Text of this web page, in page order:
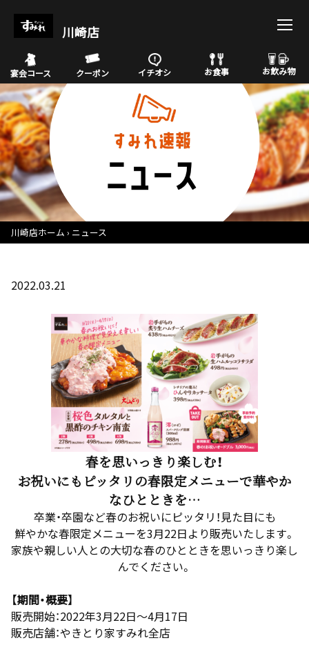
川崎店
宴会コース クーポン イチオシ お食事 お飲み物
川崎店ホーム ニュース
2022.03.21
春を思いっきり楽しむ！
お祝いにもピッタリの春限定メニューで華やか
なひとときを…
卒業・卒園など春のお祝いにピッタリ！見た目にも
鮮やかな春限定メニューを3月22日より販売いたします。
家族や親しい人との大切な春のひとときを思いっきり楽し
んでください。
【期間・概要】
販売開始：2022年3月22日～4月17日
販売店舗：やきとり家すみれ全店